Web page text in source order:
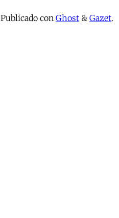
Publicado con Ghost & Gazet.